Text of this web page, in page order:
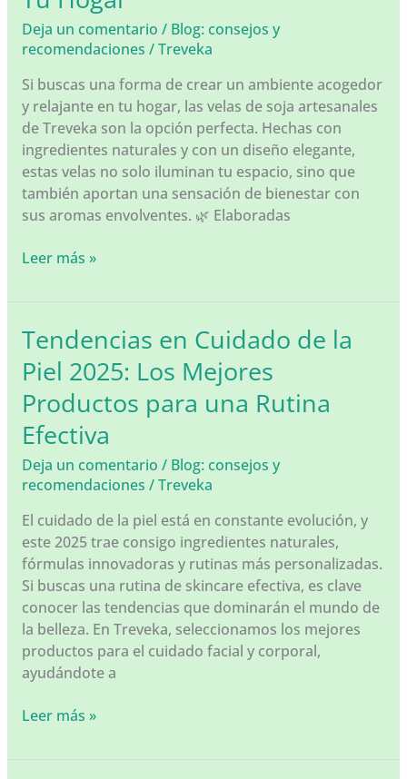
Ilumina
tu
Hogar
Forma
Natural
Deja un comentario / Blog: consejos y
recomendaciones /Treveka
Si buscas una forma de crear un ambiente acogedor
y relajante en tu hogar, las velas de soja artesanales
de Treveka son la opción perfecta. Hechas con
ingredientes naturales y con un diseño elegante,
estas velas no solo iluminan tu espacio, sino que
también aportan una sensación de bienestar con
sus aromas envolventes. 🌿 Elaboradas
🕯️
Artesanales
de
Un
Pequeño
para
Tu
Hogar
Leer más »
Tendencias en Cuidado de la
Piel 2025: Los Mejores
Productos para una Rutina
Efectiva
Deja un comentario / Blog: consejos y
recomendaciones /Treveka
El cuidado de la piel está en constante evolución, y
este 2025 trae consigo ingredientes naturales,
fórmulas innovadoras y rutinas más personalizadas.
Si buscas una rutina de skincare efectiva, es clave
conocer las tendencias que dominarán el mundo de
la belleza. En Treveka, seleccionamos los mejores
productos para el cuidado facial y corporal,
ayudándote a
Tendencias
Leer más »